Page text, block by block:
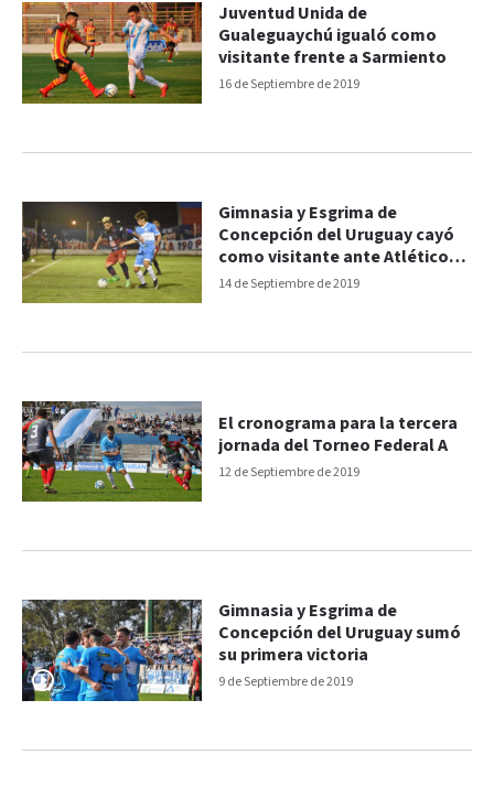
16 de Septiembre de 2019
Juventud Unida de
Gualeguaychú igualó como
visitante frente a Sarmiento
14 de Septiembre de 2019
Gimnasia y Esgrima de
Concepción del Uruguay cayó
como visitante ante Atlético
Güemes
12 de Septiembre de 2019
El cronograma para la tercera
jornada del Torneo Federal A
9 de Septiembre de 2019
Gimnasia y Esgrima de
Concepción del Uruguay sumó
su primera victoria